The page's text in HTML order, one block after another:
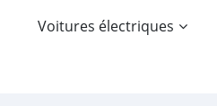
Voitures électriques